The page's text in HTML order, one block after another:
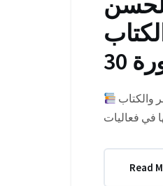
30
والكتاب
Read